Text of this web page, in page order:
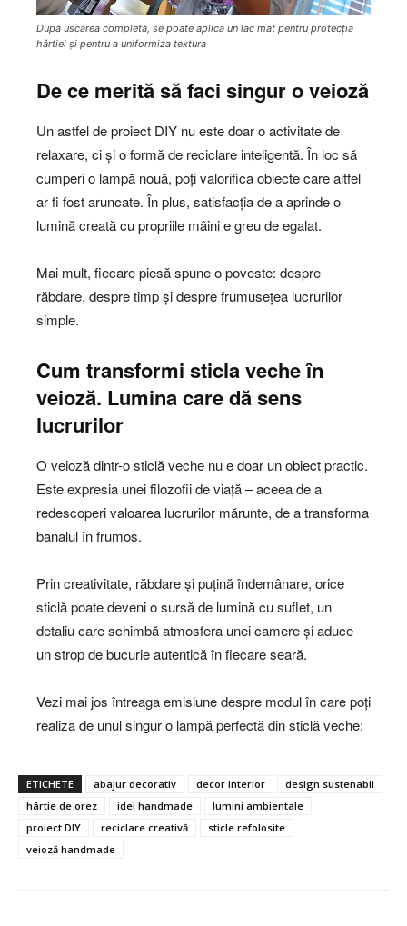
După uscarea completă, se poate aplica un lac mat pentru protecția
hârtiei și pentru a uniformiza textura
De ce merită să faci singur o veioză
Un astfel de proiect DIY nu este doar o activitate de
relaxare, ci și o formă de reciclare inteligentă. În loc să
cumperi o lampă nouă, poți valorifica obiecte care altfel
ar fi fost aruncate. În plus, satisfacția de a aprinde o
lumină creată cu propriile mâini e greu de egalat.
Mai mult, fiecare piesă spune o poveste: despre
răbdare, despre timp și despre frumusețea lucrurilor
simple.
Cum transformi sticla veche în
veioză. Lumina care dă sens
lucrurilor
O veioză dintr-o sticlă veche nu e doar un obiect practic.
Este expresia unei filozofii de viață – aceea de a
redescoperi valoarea lucrurilor mărunte, de a transforma
banalul în frumos.
Prin creativitate, răbdare și puțină îndemânare, orice
sticlă poate deveni o sursă de lumină cu suflet, un
detaliu care schimbă atmosfera unei camere și aduce
un strop de bucurie autentică în fiecare seară.
Vezi mai jos întreaga emisiune despre modul în care poți
realiza de unul singur o lampă perfectă din sticlă veche:
ETICHETE abajur decorativ decor interior
design sustenabil
hârtie de orez
idei handmade
lumini ambientale
proiect DIY
reciclare creativă
sticle refolosite
veioză handmade